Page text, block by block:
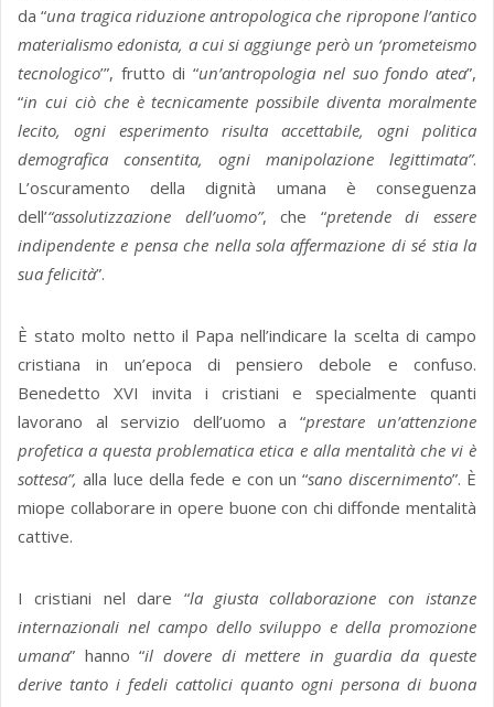
da “una tragica riduzione antropologica che ripropone l’antico
materialismo edonista, a cui si aggiunge però un ‘prometeismo
tecnologico’”, frutto di “un’antropologia nel suo fondo atea”,
“in cui ciò che è tecnicamente possibile diventa moralmente
lecito, ogni esperimento risulta accettabile, ogni politica
demografica consentita, ogni manipolazione legittimata”.
L’oscuramento della dignità umana è conseguenza
dell’“assolutizzazione dell’uomo”, che “pretende di essere
indipendente e pensa che nella sola affermazione di sé stia la
sua felicità”.
È stato molto netto il Papa nell’indicare la scelta di campo
cristiana in un’epoca di pensiero debole e confuso.
Benedetto XVI invita i cristiani e specialmente quanti
lavorano al servizio dell’uomo a “prestare un’attenzione
profetica a questa problematica etica e alla mentalità che vi è
sottesa”, alla luce della fede e con un “sano discernimento”. È
miope collaborare in opere buone con chi diffonde mentalità
cattive.
I cristiani nel dare “la giusta collaborazione con istanze
internazionali nel campo dello sviluppo e della promozione
umana” hanno “il dovere di mettere in guardia da queste
derive tanto i fedeli cattolici quanto ogni persona di buona